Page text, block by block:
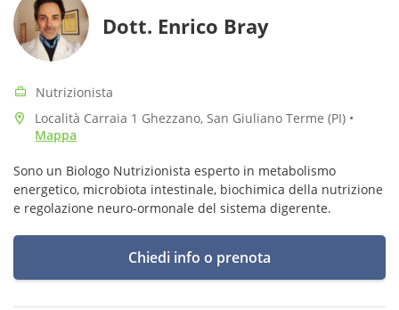
Dott. Enrico Bray
Nutrizionista
Località Carraia 1 Ghezzano, San Giuliano Terme (PI) •
Mappa
Sono un Biologo Nutrizionista esperto in metabolismo
energetico, microbiota intestinale, biochimica della nutrizione
e regolazione neuro-ormonale del sistema digerente.
Chiedi info o prenota